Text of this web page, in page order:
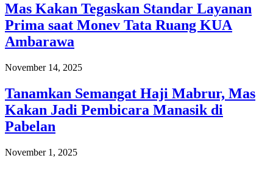
Mas Kakan Tegaskan Standar Layanan
Prima saat Monev Tata Ruang KUA
Ambarawa
November 14, 2025
Tanamkan Semangat Haji Mabrur, Mas
Kakan Jadi Pembicara Manasik di
Pabelan
November 1, 2025